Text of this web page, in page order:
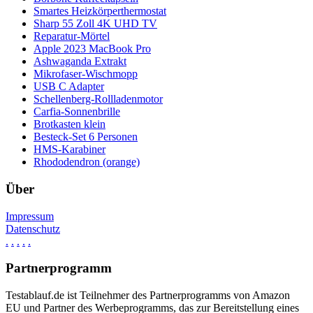
Smartes Heizkörperthermostat
Sharp 55 Zoll 4K UHD TV
Reparatur-Mörtel
Apple 2023 MacBook Pro
Ashwaganda Extrakt
Mikrofaser-Wischmopp
USB C Adapter
Schellenberg-Rollladenmotor
Carfia-Sonnenbrille
Brotkasten klein
Besteck-Set 6 Personen
HMS-Karabiner
Rhododendron (orange)
Über
Impressum
Datenschutz
. . . . .
Partnerprogramm
Testablauf.de ist Teilnehmer des Partnerprogramms von Amazon
EU und Partner des Werbeprogramms, das zur Bereitstellung eines